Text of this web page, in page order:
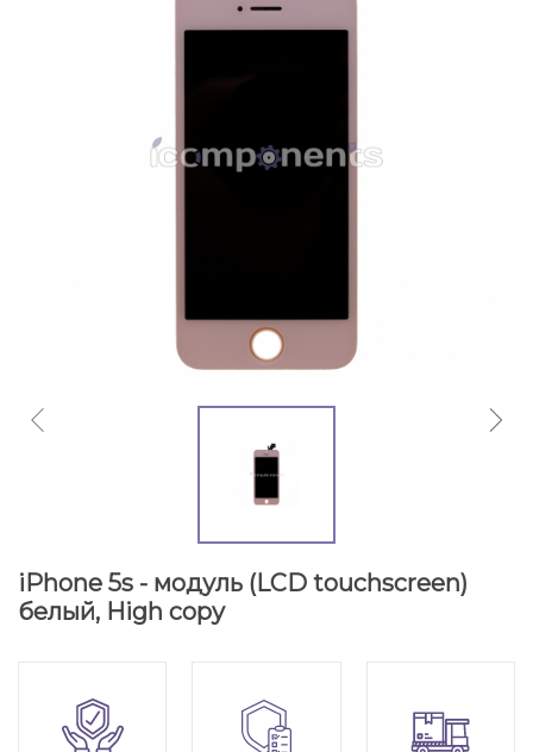
iPhone 5s - модуль (LCD touchscreen)
белый, High copy